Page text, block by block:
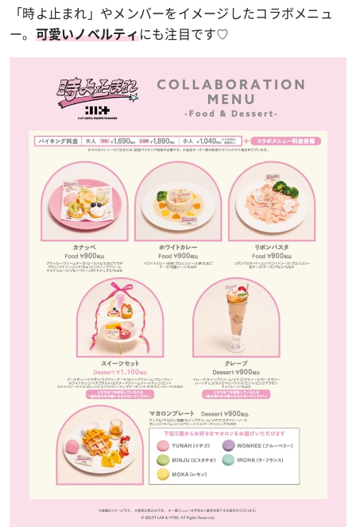
「時よ止まれ」やメンバーをイメージしたコラボメニュ
ー。 可愛いノベルティにも注目です♡